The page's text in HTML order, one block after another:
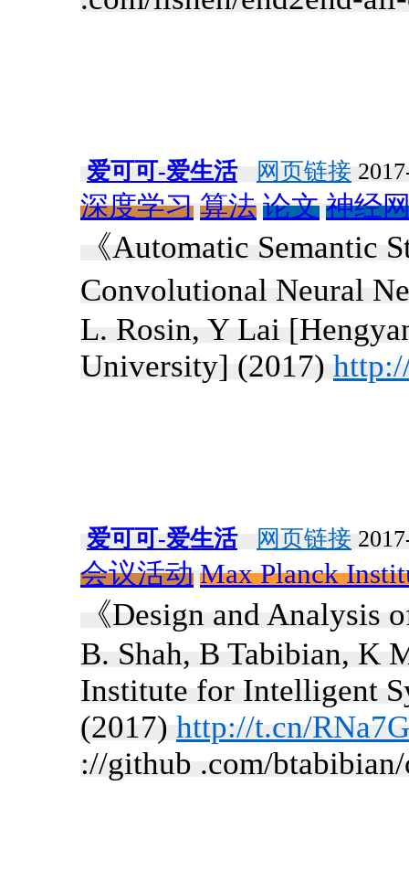
爱可可-爱生活 网页链接
深度学习 算法 论文 神经
《Automatic Semantic
Convolutional Neural
L. Rosin, Y Lai
University] (2017)
爱可可-爱生活 网页链接
会议活动 Max Planck
《Design and Analysis
B. Shah, B Tabibian, K
Institute for Intelligent
(2017) http://t.cn/
://github .com/